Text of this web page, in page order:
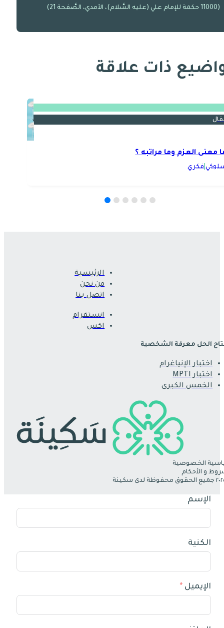
(11000 حكمة للإمام علي (عليه السَّلام)، الآمدي، الصَّفحة 21)
ذات علاقة
معنى العزم وما مراتبه ؟
| فكري
الرئيسية
من نحن
اتصل بنا
انستقرام
اكس
الحل معرفة الشخصية
اختبار الإنياغرام
اختبار MPTI
الخمس الكبرى
الخصوصية
و الأحكام
الإسم
الكنية
الإيميل